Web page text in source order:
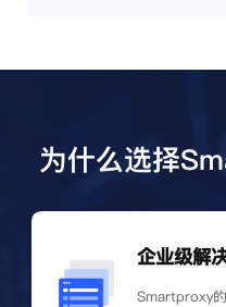
为什么选择
企业级解
Smartproxy